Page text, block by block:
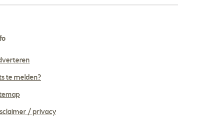
te melden?
/ privacy